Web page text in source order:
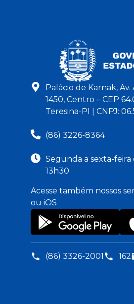
Palácio de Karnak,
1450, Centro – CEP
Teresina-PI | CNPJ:
(86) 3226-8364
Segunda a sexta-feira
13h30
Acesse também nossos
ou iOS
(86) 3326-2001 162